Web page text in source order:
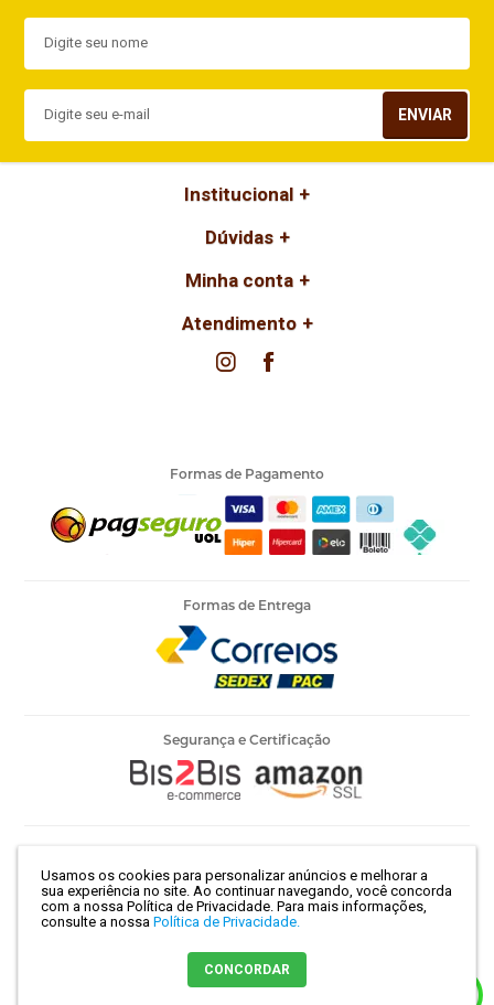
Usamos os cookies para personalizar anúncios e melhorar a
sua experiência no site. Ao continuar navegando, você concorda
com a nossa Política de Privacidade. Para mais informações,
consulte a nossa Política de Privacidade.
CONCORDAR
ENVIAR
Institucional
Dúvidas
Minha conta
Atendimento
Formas de Pagamento
Formas de Entrega
Segurança e Certificação
Março, 786 - Centro | São Paulo-SP | CEP 01021-100
com a melhor empresa de e-commerce do
Brasil.